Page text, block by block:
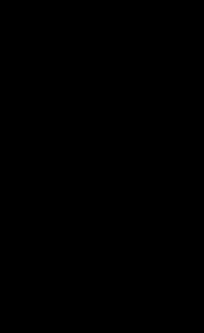
четкое и